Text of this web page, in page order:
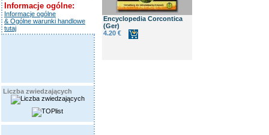
Informacje ogólne:
Informacje ogólne
& Ogólne warunki handlowe
tutaj
Liczba zwiedzających
Encyclopedia Corcontica
(Ger)
4.20 €